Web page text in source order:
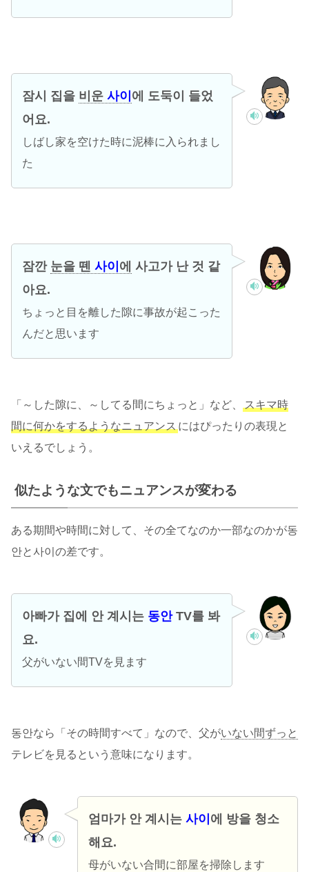
잠시 집을 비운 사이 에 도둑이 들었
어요.
しばし家を空けた時に泥棒に入られまし
た
잠깐 눈을 뗀 사이 에 사고가 난 것 같
아요.
ちょっと目を離した隙に事故が起こった
んだと思います
「～した隙に、～してる間にちょっと」など、
スキマ時
間に何かをするようなニュアンス にはぴったりの表現と
いえるでしょう。
似たような文でもニュアンスが変わる
ある期間や時間に対して、その全てなのか一部なのかが동
안と사이の差です。
아빠가 집에 안 계시는 동안TV를 봐
요.
父がいない間TVを見ます
동안なら「その時間すべて」なので、父がいない間ずっと
テレビを見るという意味になります。
엄마가 안 계시는 사이 에 방을 청소
해요.
母がいない合間に部屋を掃除します